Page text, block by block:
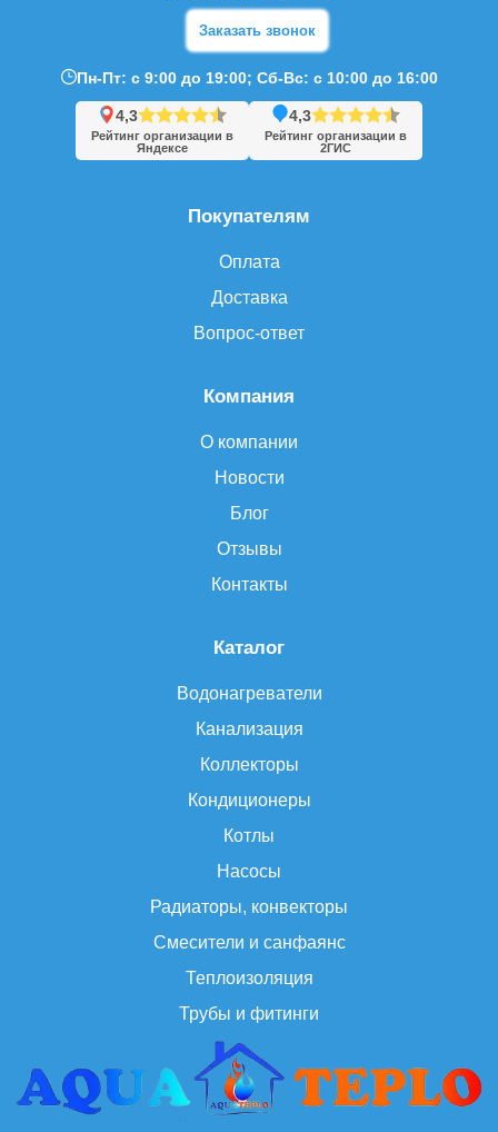
Каталог
Водонагреватели
Канализация
Коллекторы
Кондиционеры
Котлы
Насосы
Радиаторы, конвекторы
Смесители и санфаянс
Теплоизоляция
Трубы и фитинги
Компания
О компании
Новости
Блог
Отзывы
Контакты
Покупателям
Оплата
Доставка
Вопрос-ответ
Заказать звонок
Пн-Пт: с 9:00 до 19:00; Сб-Вс: с 10:00 до 16:00
4,3
Рейтинг организации в
Яндексе
4,3
Рейтинг организации в
2ГИС